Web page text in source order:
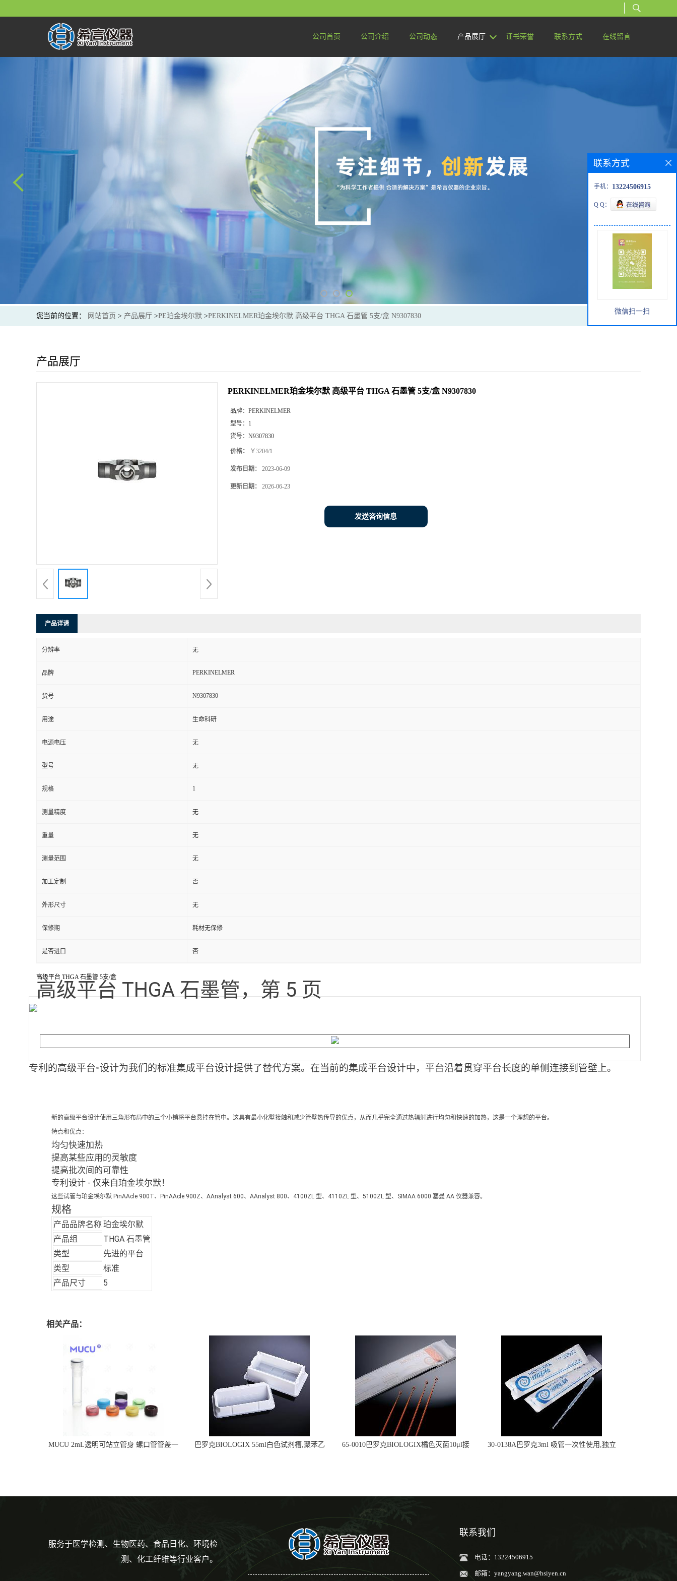
公司首页 公司介绍 公司动态 产品展厅 证书荣誉 联系方式 在线留言
您当前的位置： 网站首页 > 产品展厅 >PE珀金埃尔默 >PERKINELMER珀金埃尔默 高级平台 THGA 石墨管 5支/盒 N9307830
产品展厅
PERKINELMER珀金埃尔默 高级平台 THGA 石墨管 5支/盒 N9307830
品牌： PERKINELMER
型号： 1
货号： N9307830
价格： ￥3204/1
发布日期： 2023-06-09
更新日期： 2026-06-23
发送咨询信息
产品详请
分辨率 无
品牌 PERKINELMER
货号 N9307830
用途 生命科研
电源电压 无
型号 无
规格 1
测量精度 无
重量 无
测量范围 无
加工定制 否
外形尺寸 无
保修期 耗材无保修
是否进口 否
高级平台 THGA 石墨管 5支/盒
高级平台 THGA 石墨管，第 5 页
专利的高级平台™设计为我们的标准集成平台设计提供了替代方案。在当前的集成平台设计中，平台沿着贯穿平台长度的单侧连接到管壁上。
新的高级平台设计使用三角形布局中的三个小销将平台悬挂在管中。这具有最小化壁接触和减少管壁热传导的优点，从而几乎完全通过热辐射进行均匀和快速的加热，这是一个理想的平台。
特点和优点：
均匀快速加热
提高某些应用的灵敏度
提高批次间的可靠性
专利设计 - 仅来自珀金埃尔默！
这些试管与珀金埃尔默 PinAAcle 900T、PinAAcle 900Z、AAnalyst 600、AAnalyst 800、4100ZL 型、4110ZL 型、5100ZL 型、SIMAA 6000 塞曼 AA 仪器兼容。
规格
产品品牌名称 珀金埃尔默
产品组
THGA 石墨管
类型
先进的平台
类型
标准
产品尺寸
5
相关产品：
MUCU 2mL透明可站立管身 螺口管管盖一
巴罗克BIOLOGIX 55ml白色试剂槽,聚苯乙
65-0010巴罗克BIOLOGIX橘色灭菌10μl接
30-0138A巴罗克3ml 吸管一次性使用,独立
联系方式
手机： 13224506915
Q Q：
微信扫一扫
服务于医学检测、生物医药、食品日化、环境检
测、化工纤维等行业客户。
联系我们
电话：13224506915
邮箱： yangyang.wan@hsiyen.cn